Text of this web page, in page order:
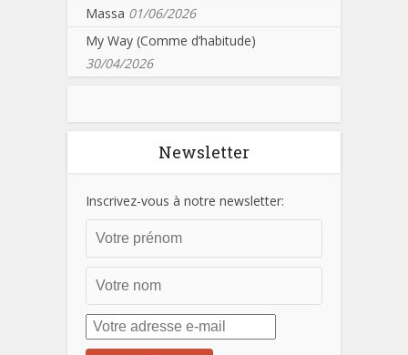
Massa 01/06/2026
My Way (Comme d’habitude)
30/04/2026
Newsletter
Inscrivez-vous à notre newsletter: